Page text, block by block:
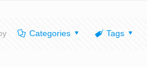
Categories Tags